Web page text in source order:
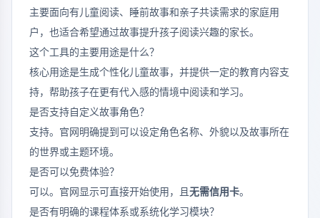
主要面向有儿童阅读、睡前故事和亲子共读需求的家庭用
户，也适合希望通过故事提升孩子阅读兴趣的家长。
这个工具的主要用途是什么？
核心用途是生成个性化儿童故事，并提供一定的教育内容支
持，帮助孩子在更有代入感的情境中阅读和学习。
是否支持自定义故事角色？
支持。官网明确提到可以设定角色名称、外貌以及故事所在
的世界或主题环境。
是否可以免费体验？
可以。官网显示可直接开始使用，且无需信用卡。
是否有明确的课程体系或系统化学习模块？